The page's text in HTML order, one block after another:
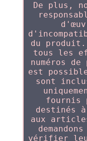
De plus,
du produit.
tous les
numéros
est
sont
fournis
destinés
aux
vérifier